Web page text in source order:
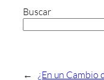
Buscar
← ¿En un Cambio